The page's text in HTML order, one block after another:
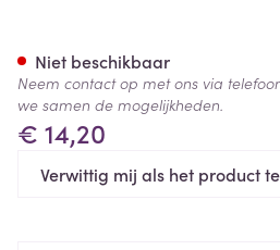
€ 14,20
Verwittig mij als het product
Niet beschikbaar
Neem contact op met ons via
we samen de mogelijkheden.